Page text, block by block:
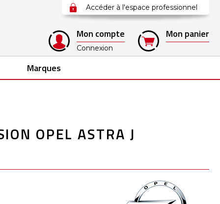
Accéder à l'espace professionnel
Mon compte
Connexion
Mon panier
Marques
OPEL ASTRA J